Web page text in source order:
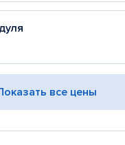
все цены